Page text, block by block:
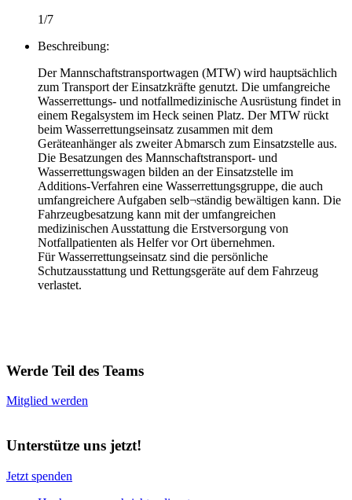
1/7
Beschreibung:
Der Mannschaftstransportwagen (MTW) wird hauptsächlich
zum Transport der Einsatzkräfte genutzt. Die umfangreiche
Wasserrettungs- und notfallmedizinische Ausrüstung findet in
einem Regalsystem im Heck seinen Platz. Der MTW rückt
beim Wasserrettungseinsatz zusammen mit dem
Geräteanhänger als zweiter Abmarsch zum Einsatzstelle aus.
Die Besatzungen des Mannschaftstransport- und
Wasserrettungswagen bilden an der Einsatzstelle im
Additions-Verfahren eine Wasserrettungsgruppe, die auch
umfangreichere Aufgaben selb¬ständig bewältigen kann. Die
Fahrzeugbesatzung kann mit der umfangreichen
medizinischen Ausstattung die Erstversorgung von
Notfallpatienten als Helfer vor Ort übernehmen.
Für Wasserrettungseinsatz sind die persönliche
Schutzausstattung und Rettungsgeräte auf dem Fahrzeug
verlastet.
Werde Teil des Teams
Mitglied werden
Unterstütze uns jetzt!
Jetzt spenden